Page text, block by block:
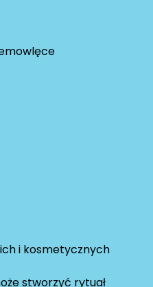
i kosmetycznych
stworzyć rytuał